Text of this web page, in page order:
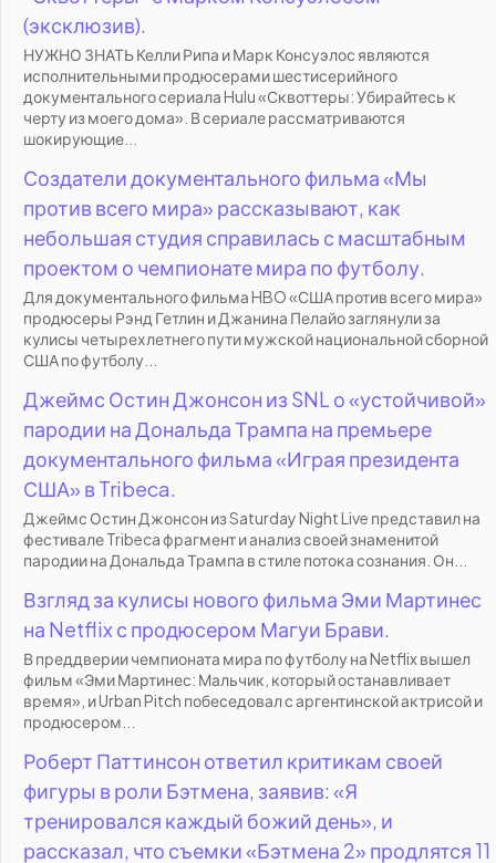
(эксклюзив).
НУЖНО ЗНАТЬ Келли Рипа и Марк Консуэлос являются
исполнительными продюсерами шестисерийного
документального сериала Hulu «Сквоттеры: Убирайтесь к
черту из моего дома». В сериале рассматриваются
шокирующие...
Создатели документального фильма «Мы
против всего мира» рассказывают, как
небольшая студия справилась с масштабным
проектом о чемпионате мира по футболу.
Для документального фильма HBO «США против всего мира»
продюсеры Рэнд Гетлин и Джанина Пелайо заглянули за
кулисы четырехлетнего пути мужской национальной сборной
США по футболу...
Джеймс Остин Джонсон из SNL о «устойчивой»
пародии на Дональда Трампа на премьере
документального фильма «Играя президента
США» в Tribeca.
Джеймс Остин Джонсон из Saturday Night Live представил на
фестивале Tribeca фрагмент и анализ своей знаменитой
пародии на Дональда Трампа в стиле потока сознания. Он...
Взгляд за кулисы нового фильма Эми Мартинес
на Netflix с продюсером Магуи Брави.
В преддверии чемпионата мира по футболу на Netflix вышел
фильм «Эми Мартинес: Мальчик, который останавливает
время», и Urban Pitch побеседовал с аргентинской актрисой и
продюсером...
Роберт Паттинсон ответил критикам своей
фигуры в роли Бэтмена, заявив: «Я
тренировался каждый божий день», и
рассказал, что съемки «Бэтмена 2» продлятся 11